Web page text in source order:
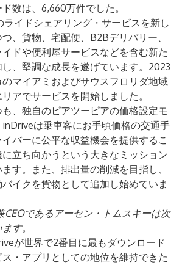
数は、6,660万件でした。
イドシェアリング・サービスを新し
、貨物、宅配便、B2Bデリバリー、
ドや便利屋サービスなどを含む新た
、堅調な成長を遂げています。2023
マイアミおよびサウスフロリダ地域
アでサービスを開始しました。
、独自のピアツーピアの価格設定モ
は乗車客にお手頃価格の交通手
バーに公平な収益機会を提供するこ
立ち向かうという大きなミッション
す。また、排出量の削減を目指し、
イクを貨物として追加し始めていま
CEOであるアーセン・トムスキーは次
す。
が世界で2番目に最もダウンロード
・アプリとしての地位を維持できた